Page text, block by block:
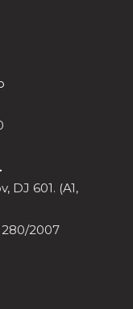
DJ 601. (A1,
2007